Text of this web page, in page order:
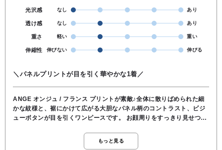
光沢感 なし あり
透け感 なし あり
重さ 軽い 重い
伸縮性 伸びない 伸びる
＼パネルプリントが目を引く華やかな1着／
ANGE オンジュ / フランス プリントが素敵♪全体に散りばめられた細
かな紋様と、裾にかけて広がる大胆なパネル柄のコントラスト、ビジ
ューボタンが目を引くワンピースです。 お顔周りをすっきり見せつ
ッと結んでいただければ、メリハリのある綺麗なシルエットになりま
すし、リボンを外してサラッと羽織り感覚で着るのもこなれ感が出て
もっと見る